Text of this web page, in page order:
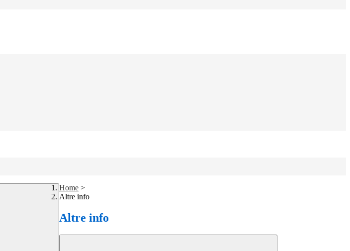
Home >
Altre info
Altre info